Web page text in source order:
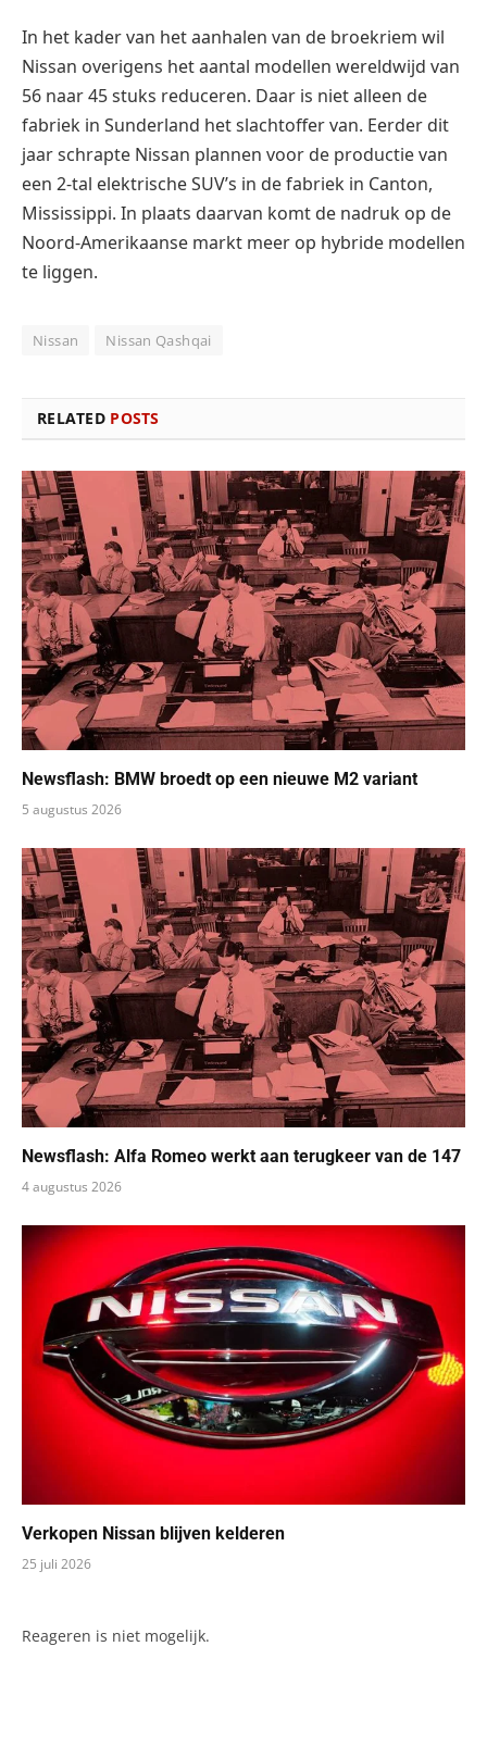
In het kader van het aanhalen van de broekriem wil
Nissan overigens het aantal modellen wereldwijd van
56 naar 45 stuks reduceren. Daar is niet alleen de
fabriek in Sunderland het slachtoffer van. Eerder dit
jaar schrapte Nissan plannen voor de productie van
een 2-tal elektrische SUV’s in de fabriek in Canton,
Mississippi. In plaats daarvan komt de nadruk op de
Noord-Amerikaanse markt meer op hybride modellen
te liggen.
Nissan Nissan Qashqai
RELATED POSTS
Newsflash: BMW broedt op een nieuwe M2 variant
5 augustus 2026
Newsflash: Alfa Romeo werkt aan terugkeer van de 147
4 augustus 2026
Verkopen Nissan blijven kelderen
25 juli 2026
Reageren is niet mogelijk.